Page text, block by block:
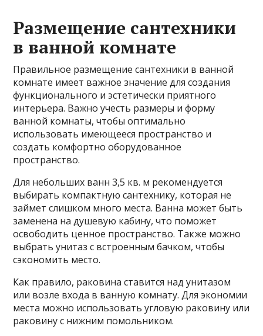
Размещение сантехники
в ванной комнате
Правильное размещение сантехники в ванной
комнате имеет важное значение для создания
функционального и эстетически приятного
интерьера. Важно учесть размеры и форму
ванной комнаты, чтобы оптимально
использовать имеющееся пространство и
создать комфортно оборудованное
пространство.
Для небольших ванн 3,5 кв. м рекомендуется
выбирать компактную сантехнику, которая не
займет слишком много места. Ванна может быть
заменена на душевую кабину, что поможет
освободить ценное пространство. Также можно
выбрать унитаз с встроенным бачком, чтобы
сэкономить место.
Как правило, раковина ставится над унитазом
или возле входа в ванную комнату. Для экономии
места можно использовать угловую раковину или
раковину с нижним помольником.